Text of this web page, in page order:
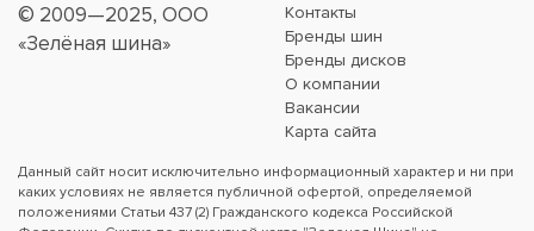
© 2009—2025, ООО
«Зелёная шина»
Контакты
Бренды шин
Бренды дисков
О компании
Вакансии
Карта сайта
Данный сайт носит исключительно информационный характер и ни при
каких условиях не является публичной офертой, определяемой
положениями Статьи 437 (2) Гражданского кодекса Российской